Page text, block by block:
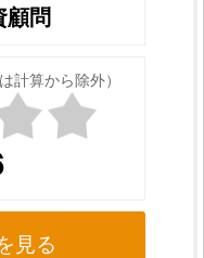
顧問
計算から除外）
見る